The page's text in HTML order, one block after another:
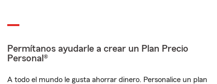
Permítanos ayudarle a crear un Plan Precio
Personal®
A todo el mundo le gusta ahorrar dinero. Personalice un plan